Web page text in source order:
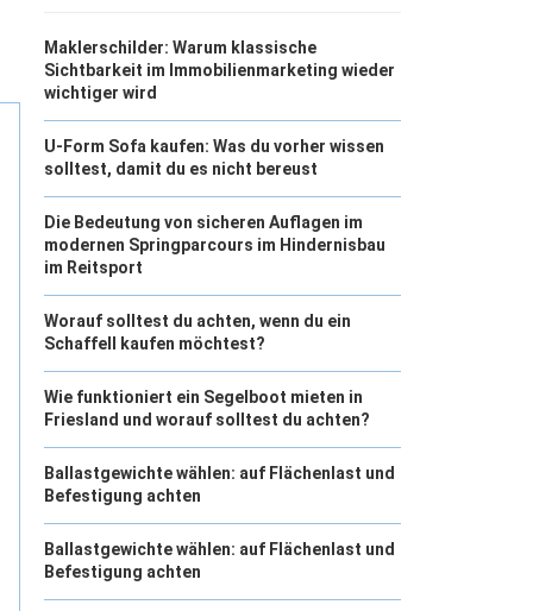
Maklerschilder: Warum klassische
Sichtbarkeit im Immobilienmarketing wieder
wichtiger wird
U-Form Sofa kaufen: Was du vorher wissen
solltest, damit du es nicht bereust
Die Bedeutung von sicheren Auflagen im
modernen Springparcours im Hindernisbau
im Reitsport
Worauf solltest du achten, wenn du ein
Schaffell kaufen möchtest?
Wie funktioniert ein Segelboot mieten in
Friesland und worauf solltest du achten?
Ballastgewichte wählen: auf Flächenlast und
Befestigung achten
Ballastgewichte wählen: auf Flächenlast und
Befestigung achten